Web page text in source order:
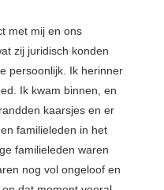
met mij en ons
zij juridisch konden
persoonlijk. Ik herinner
Ik kwam binnen, en
kaarsjes en er
familieleden in het
familieleden waren
nog vol ongeloof en